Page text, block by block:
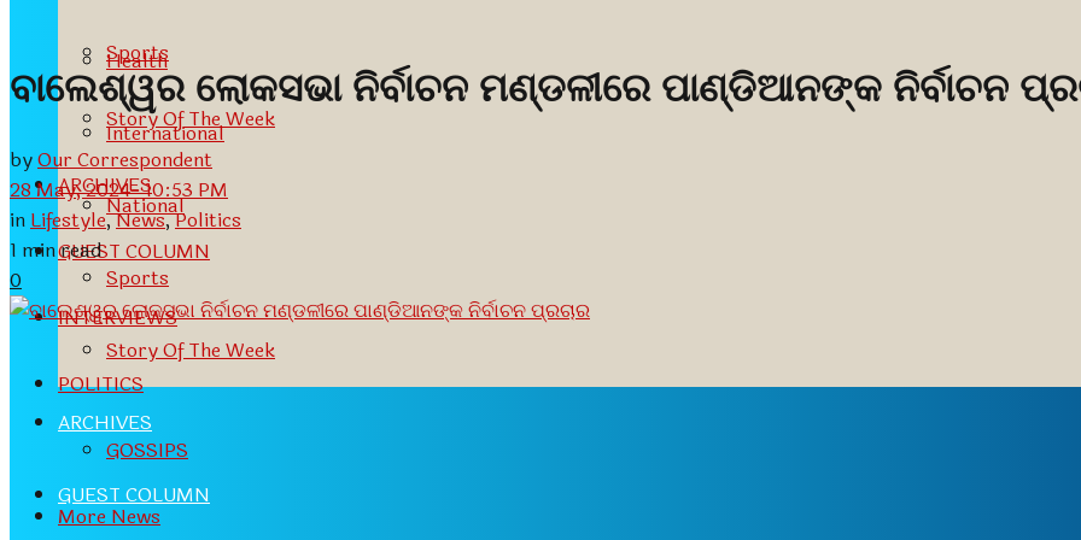
Sports
Story Of The Week
ARCHIVES
GUEST COLUMN
INTERVIEWS
POLITICS
GOSSIPS
More News
Health
International
National
Sports
Story Of The Week
ARCHIVES
GUEST COLUMN
ବାଲେଶ୍ୱର ଲୋକସଭା ନିର୍ବାଚନ ମଣ୍ଡଳୀରେ ପାଣ୍ଡିଆନଙ୍କ ନିର୍ବାଚନ
byOur Correspondent
28 May, 2024- 10:53 PM
in Lifestyle,News,Politics
1 min read
0